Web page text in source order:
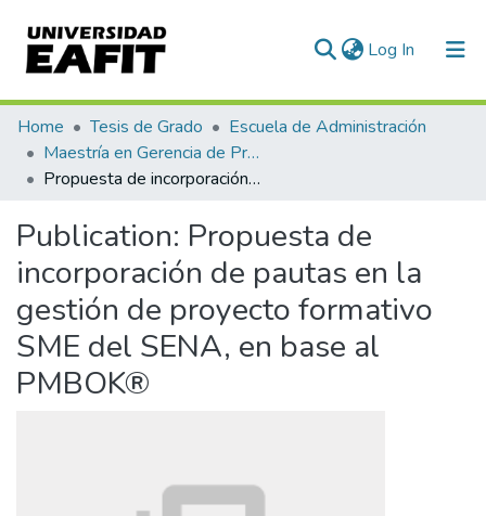
Log In (current)
Communities & Collections
All of DSpace
Home Tesis de Grado
Escuela de Administración
Maestría en Gerencia de Proyectos (Tesis)
Propuesta de incorporación de pautas en la gestión de proyecto formativo SME del SENA, en base al PMBOK®
Publication: Propuesta de
incorporación de pautas en la
gestión de proyecto formativo
SME del SENA, en base al
PMBOK®